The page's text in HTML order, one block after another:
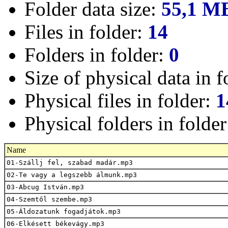
Folder data size: 55,1
Files in folder: 14
Folders in folder: 0
Size of physical data in
Physical files in folder:
Physical folders in
Name
01-Szállj fel, szabad madár.mp3
02-Te vagy a legszebb álmunk.mp3
03-Abcug István.mp3
04-Szemtől szembe.mp3
05-Áldozatunk fogadjátok.mp3
06-Elkésett békevágy.mp3